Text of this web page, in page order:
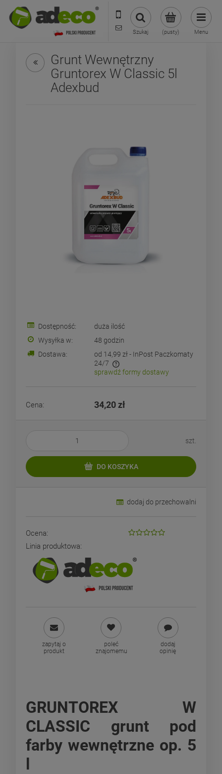
573 569 400
sklep@adecoshop.pl
(pusty)
Szukaj Menu
Grunt Wewnętrzny
Gruntorex W Classic 5l
Adexbud
Dostępność:
duża ilość
Wysyłka w:
48 godzin
Dostawa:
od 14,99 zł - InPost Paczkomaty
24/7
Cena nie zawiera ewentualnych kosztów płatności
sprawdź formy dostawy
Cena: 34,20 zł
szt.
DO KOSZYKA
dodaj do przechowalni
Ocena:
Linia produktowa:
zapytaj o
produkt
poleć
znajomemu
dodaj
opinię
GRUNTOREX W
CLASSIC grunt pod
farby wewnętrzne op. 5
l